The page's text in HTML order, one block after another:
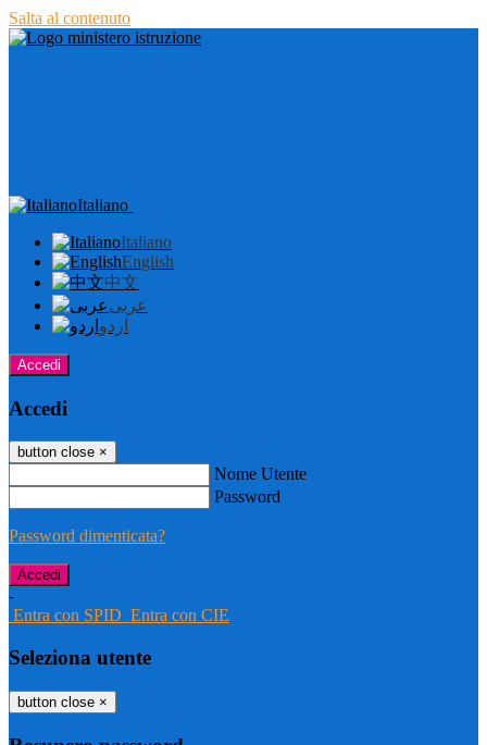
Salta al contenuto
Italiano
Italiano
English
中文
عربى
اردو
Accedi
Accedi
button close ×
Nome Utente
Password
Password dimenticata?
-
Entra con SPID Entra con CIE
Seleziona utente
button close ×